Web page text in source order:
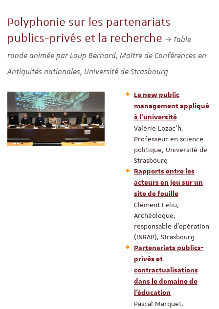
Polyphonie sur les partenariats
publics-privés et la recherche
Table
ronde animée par Loup Bernard, Maître de Conférences en
Antiquités nationales, Université de Strasbourg
Le new public
management appliqué
à l’université
Valérie Lozac’h,
Professeur en science
politique, Université de
Strasbourg
Rapports entre les
acteurs en jeu sur un
site de fouille
Clément Feliu,
Archéologue,
responsable d’opération
(INRAP), Strasbourg
Partenariats publics-
privés et
contractualisations
dans le domaine de
l’éducation
Pascal Marquet,